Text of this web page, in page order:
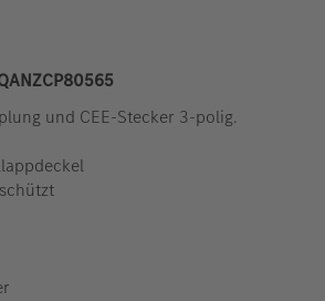
und CEE-Stecker 3-polig.